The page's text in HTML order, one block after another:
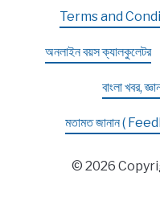
Terms and
অনলাইন বয়স ক্যালকুলেটর
বাংলা খবর,
মতামত জানান (
© 2026